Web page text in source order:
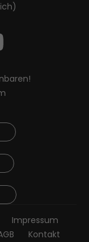
Impressum
Kontakt